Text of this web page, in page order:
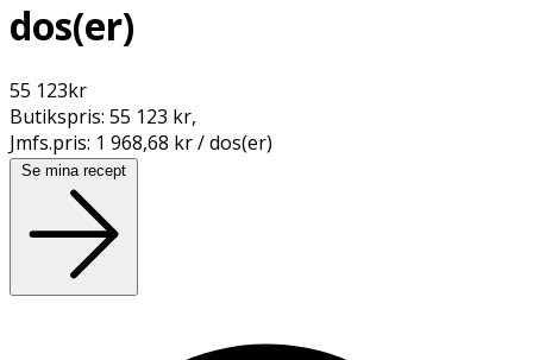
dos(er)
55 123kr
Butikspris: 55 123 kr,
Jmfs.pris: 1 968,68 kr / dos(er)
Se mina recept